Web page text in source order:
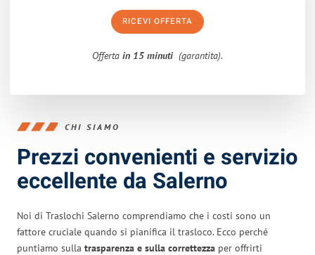
RICEVI OFFERTA
Offerta in 15 minuti (garantita).
CHI SIAMO
Prezzi convenienti e servizio
eccellente da Salerno
Noi di Traslochi Salerno comprendiamo che i costi sono un
fattore cruciale quando si pianifica il trasloco. Ecco perché
puntiamo sulla trasparenza e sulla correttezza per offrirti